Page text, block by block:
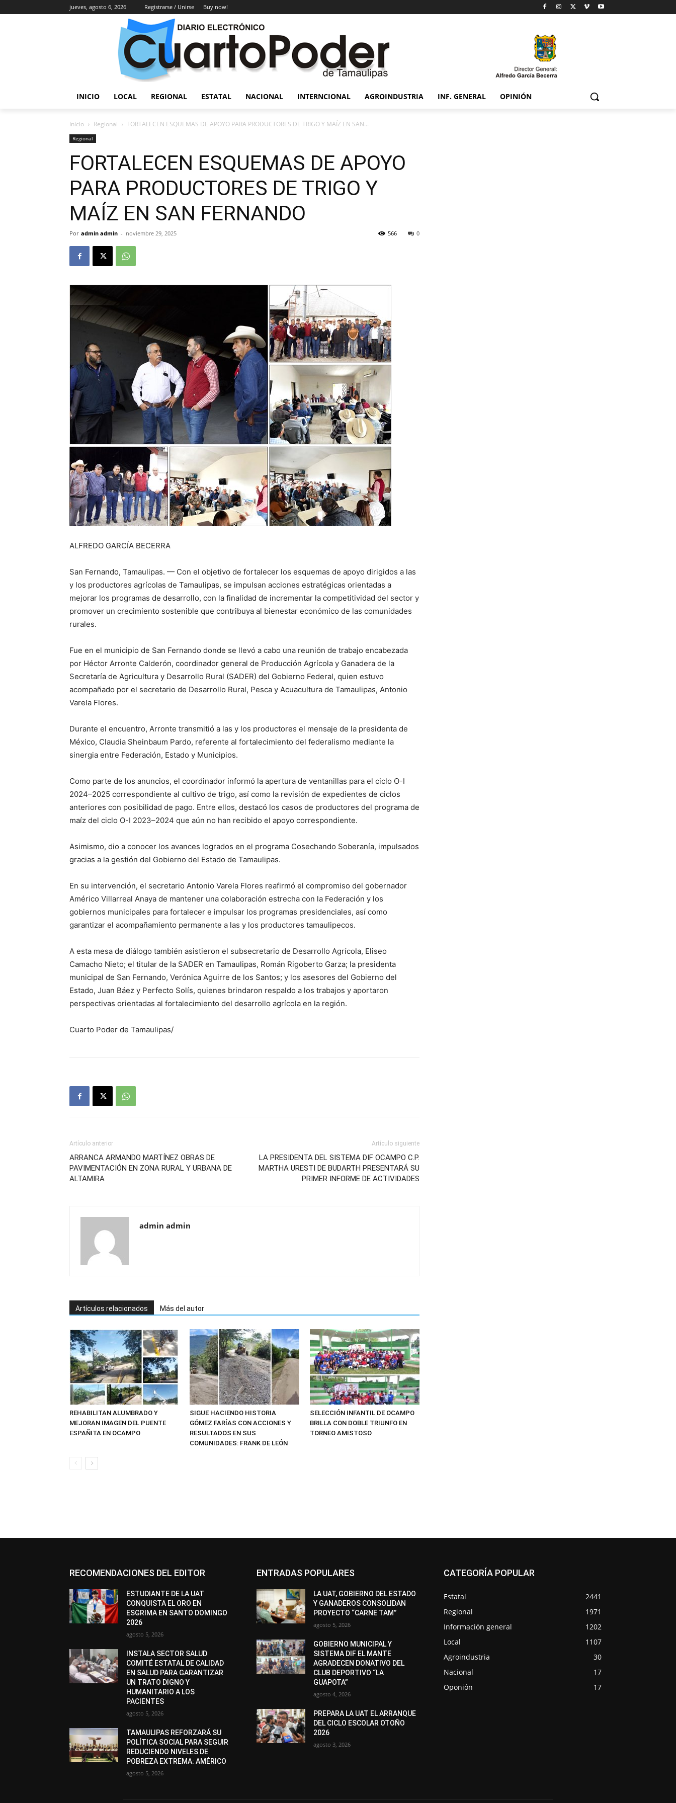
jueves, agosto 6, 2026 Registrarse / Unirse Buy now!
INICIO LOCAL REGIONAL ESTATAL NACIONAL INTERNCIONAL AGROINDUSTRIA INF. GENERAL OPINIÓN
Inicio Regional FORTALECEN ESQUEMAS DE APOYO PARA PRODUCTORES DE TRIGO Y MAÍZ EN SAN...
Regional
FORTALECEN ESQUEMAS DE APOYO
PARA PRODUCTORES DE TRIGO Y
MAÍZ EN SAN FERNANDO
Por admin admin - noviembre 29, 2025 0
566
ALFREDO GARCÍA BECERRA
San Fernando, Tamaulipas. — Con el objetivo de fortalecer los esquemas de apoyo dirigidos a las
y los productores agrícolas de Tamaulipas, se impulsan acciones estratégicas orientadas a
mejorar los programas de desarrollo, con la finalidad de incrementar la competitividad del sector y
promover un crecimiento sostenible que contribuya al bienestar económico de las comunidades
rurales.
Fue en el municipio de San Fernando donde se llevó a cabo una reunión de trabajo encabezada
por Héctor Arronte Calderón, coordinador general de Producción Agrícola y Ganadera de la
Secretaría de Agricultura y Desarrollo Rural (SADER) del Gobierno Federal, quien estuvo
acompañado por el secretario de Desarrollo Rural, Pesca y Acuacultura de Tamaulipas, Antonio
Varela Flores.
Durante el encuentro, Arronte transmitió a las y los productores el mensaje de la presidenta de
México, Claudia Sheinbaum Pardo, referente al fortalecimiento del federalismo mediante la
sinergia entre Federación, Estado y Municipios.
Como parte de los anuncios, el coordinador informó la apertura de ventanillas para el ciclo O-I
2024–2025 correspondiente al cultivo de trigo, así como la revisión de expedientes de ciclos
anteriores con posibilidad de pago. Entre ellos, destacó los casos de productores del programa de
maíz del ciclo O-I 2023–2024 que aún no han recibido el apoyo correspondiente.
Asimismo, dio a conocer los avances logrados en el programa Cosechando Soberanía, impulsados
gracias a la gestión del Gobierno del Estado de Tamaulipas.
En su intervención, el secretario Antonio Varela Flores reafirmó el compromiso del gobernador
Américo Villarreal Anaya de mantener una colaboración estrecha con la Federación y los
gobiernos municipales para fortalecer e impulsar los programas presidenciales, así como
garantizar el acompañamiento permanente a las y los productores tamaulipecos.
A esta mesa de diálogo también asistieron el subsecretario de Desarrollo Agrícola, Eliseo
Camacho Nieto; el titular de la SADER en Tamaulipas, Román Rigoberto Garza; la presidenta
municipal de San Fernando, Verónica Aguirre de los Santos; y los asesores del Gobierno del
Estado, Juan Báez y Perfecto Solís, quienes brindaron respaldo a los trabajos y aportaron
perspectivas orientadas al fortalecimiento del desarrollo agrícola en la región.
Cuarto Poder de Tamaulipas/
Artículo anterior
ARRANCA ARMANDO MARTÍNEZ OBRAS DE
PAVIMENTACIÓN EN ZONA RURAL Y URBANA DE
ALTAMIRA
Artículo siguiente
LA PRESIDENTA DEL SISTEMA DIF OCAMPO C.P.
MARTHA URESTI DE BUDARTH PRESENTARÁ SU
PRIMER INFORME DE ACTIVIDADES
admin admin
Artículos relacionados Más del autor
REHABILITAN ALUMBRADO Y
MEJORAN IMAGEN DEL PUENTE
ESPAÑITA EN OCAMPO
SIGUE HACIENDO HISTORIA
GÓMEZ FARÍAS CON ACCIONES Y
RESULTADOS EN SUS
COMUNIDADES: FRANK DE LEÓN
SELECCIÓN INFANTIL DE OCAMPO
BRILLA CON DOBLE TRIUNFO EN
TORNEO AMISTOSO
RECOMENDACIONES DEL EDITOR
ESTUDIANTE DE LA UAT
CONQUISTA EL ORO EN
ESGRIMA EN SANTO DOMINGO
2026
agosto 5, 2026
INSTALA SECTOR SALUD
COMITÉ ESTATAL DE CALIDAD
EN SALUD PARA GARANTIZAR
UN TRATO DIGNO Y
HUMANITARIO A LOS
PACIENTES
agosto 5, 2026
TAMAULIPAS REFORZARÁ SU
POLÍTICA SOCIAL PARA SEGUIR
REDUCIENDO NIVELES DE
POBREZA EXTREMA: AMÉRICO
agosto 5, 2026
ENTRADAS POPULARES
LA UAT, GOBIERNO DEL ESTADO
Y GANADEROS CONSOLIDAN
PROYECTO “CARNE TAM”
agosto 5, 2026
GOBIERNO MUNICIPAL Y
SISTEMA DIF EL MANTE
AGRADECEN DONATIVO DEL
CLUB DEPORTIVO “LA
GUAPOTA”
agosto 4, 2026
PREPARA LA UAT EL ARRANQUE
DEL CICLO ESCOLAR OTOÑO
2026
agosto 3, 2026
CATEGORÍA POPULAR
Estatal
2441
Regional
1971
Información general
1202
Local
1107
Agroindustria
30
Nacional
17
Oponión
17